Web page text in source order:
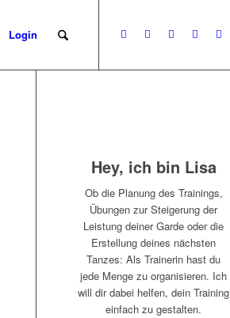
Login
Hey, ich bin Lisa
Ob die Planung des Trainings,
Übungen zur Steigerung der
Leistung deiner Garde oder die
Erstellung deines nächsten
Tanzes: Als Trainerin hast du
jede Menge zu organisieren. Ich
will dir dabei helfen, dein Training
einfach zu gestalten.